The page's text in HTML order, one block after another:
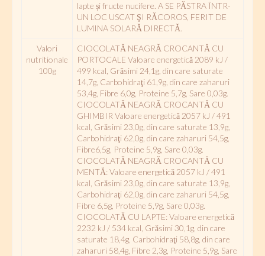
lapte și fructe nucifere. A SE PǍSTRA ÎNTR-
UN LOC USCAT ŞI RǍCOROS, FERIT DE
LUMINA SOLARǍ DIRECTǍ.
Valori
nutritionale
100g
CIOCOLATǍ NEAGRĂ CROCANTĂ CU
PORTOCALE Valoare energeticǎ 2089 kJ /
499 kcal, Grǎsimi 24,1g, din care saturate
14,7g, Carbohidraţi 61,9g, din care zaharuri
53,4g, Fibre 6,0g, Proteine 5,7g, Sare 0,03g.
CIOCOLATǍ NEAGRĂ CROCANTĂ CU
GHIMBIR Valoare energeticǎ 2057 kJ / 491
kcal, Grǎsimi 23,0g, din care saturate 13,9g,
Carbohidraţi 62,0g, din care zaharuri 54,5g,
Fibre6,5g, Proteine 5,9g, Sare 0,03g.
CIOCOLATǍ NEAGRĂ CROCANTĂ CU
MENTĂ: Valoare energeticǎ 2057 kJ / 491
kcal, Grǎsimi 23,0g, din care saturate 13,9g,
Carbohidraţi 62,0g, din care zaharuri 54,5g,
Fibre 6,5g, Proteine 5,9g, Sare 0,03g.
CIOCOLATǍ CU LAPTE: Valoare energeticǎ
2232 kJ / 534 kcal, Grǎsimi 30,1g, din care
saturate 18,4g, Carbohidraţi 58,8g, din care
zaharuri 58,4g, Fibre 2,3g, Proteine 5,9g, Sare